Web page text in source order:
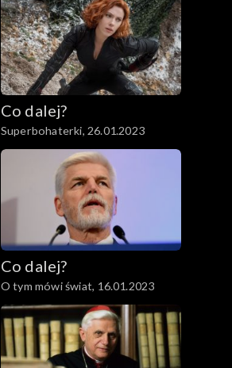
Co dalej?
Superbohaterki, 26.01.2023
Co dalej?
O tym mówi świat, 16.01.2023